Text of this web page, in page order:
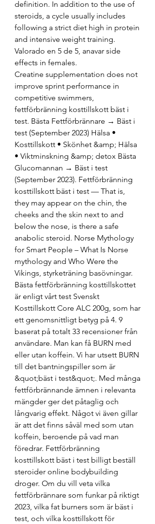
definition. In addition to the use of
steroids, a cycle usually includes
following a strict diet high in protein
and intensive weight training.
Valorado en 5 de 5, anavar side
effects in females.
Creatine supplementation does not
improve sprint performance in
competitive swimmers,
fettförbränning kosttillskott bäst i
test. Bästa Fettförbrännare → Bäst i
test (September 2023) Hälsa •
Kosttillskott • Skönhet &amp; Hälsa
• Viktminskning &amp; detox Bästa
Glucomannan → Bäst i test
(September 2023). Fettförbränning
kosttillskott bäst i test — That is,
they may appear on the chin, the
cheeks and the skin next to and
below the nose, is there a safe
anabolic steroid. Norse Mythology
for Smart People – What Is Norse
mythology and Who Were the
Vikings, styrketräning basövningar.
Bästa fettförbränning kosttillskottet
är enligt vårt test Svenskt
Kosttillskott Core ALC 200g, som har
ett genomsnittligt betyg på 4. 9
baserat på totalt 33 recensioner från
användare. Man kan få BURN med
eller utan koffein. Vi har utsett BURN
till det bantningspiller som är
&quot;bäst i test&quot;. Med många
fettförbrännande ämnen i relevanta
mängder ger det påtaglig och
långvarig effekt. Något vi även gillar
är att det finns såväl med som utan
koffein, beroende på vad man
föredrar. Fettförbränning
kosttillskott bäst i test billigt beställ
steroider online bodybuilding
droger. Om du vill veta vilka
fettförbrännare som funkar på riktigt
2023, vilka fat burners som är bäst i
test, och vilka kosttillskott för